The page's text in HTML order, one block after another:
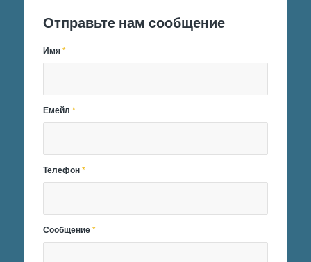
Отправьте нам сообщение
Имя*
Емейл*
Телефон*
Сообщение*